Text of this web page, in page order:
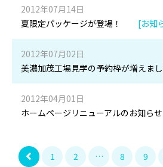
2012年07月14日
夏限定パッケージが登場！
[お知
2012年07月02日
美濃加茂工場見学の予約枠が増えまし
2012年04月01日
ホームページリニューアルのお知らせ
1 2 … 8 9